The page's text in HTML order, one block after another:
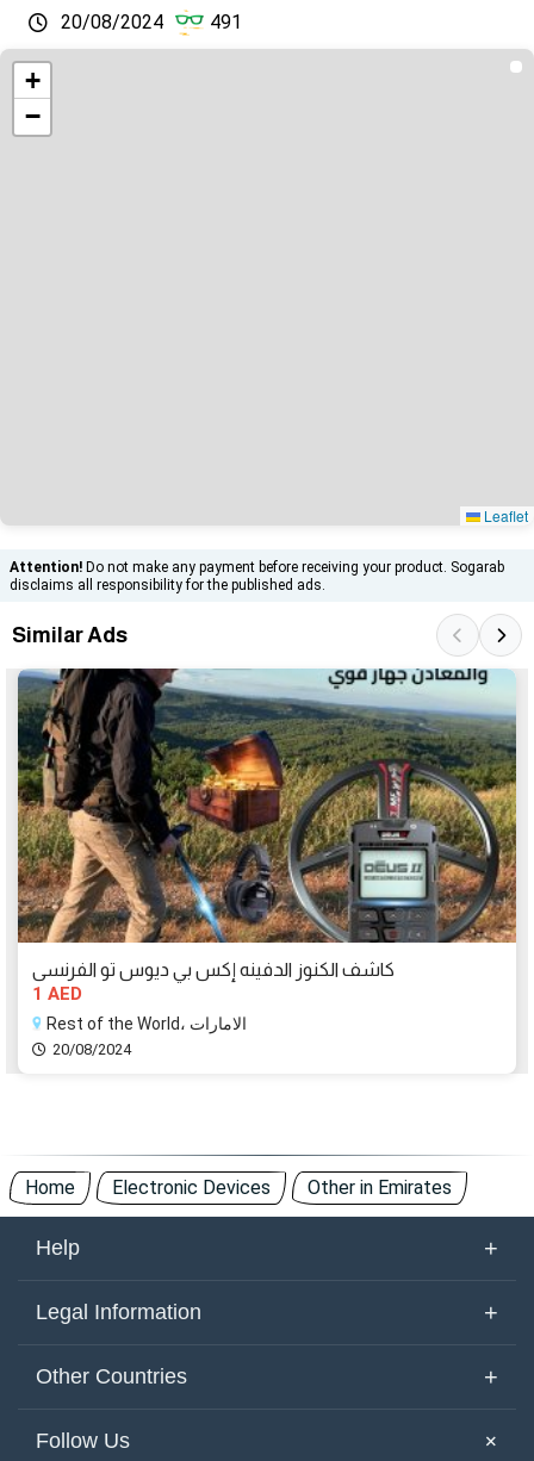
20/08/2024 491
+
−
Leaflet
Attention! Do not make any payment before receiving your product. Sogarab
disclaims all responsibility for the published ads.
Similar Ads
كاشف الكنوز الدفينه إكس بي ديوس تو الفرنسى
1 AED
Rest of the World، الامارات
20/08/2024
Home Electronic Devices Other in Emirates
Help +
About Us
Site Map
Legal Information +
Terms of Use
Other Countries +
United Arab Emirates
Follow Us +